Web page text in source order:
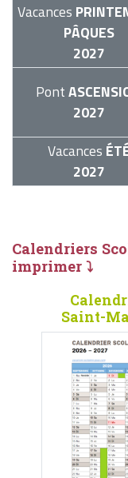
Vacances
PÂQUES
2027
Pont
2027
Vacances
2027
Calendriers
imprimer ⤵
Saint-